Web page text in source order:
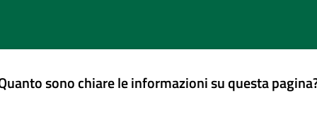
sono chiare le informazioni su questa